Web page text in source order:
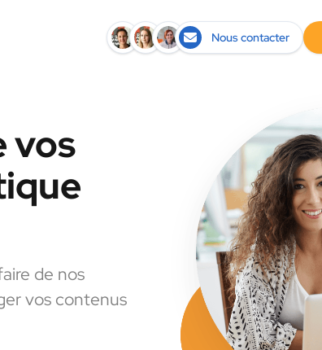
Nous contacter
vos
de nos
vos contenus